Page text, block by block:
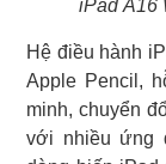
iPad A16
Hệ điều hành
Apple Pencil,
minh, chuyển
với nhiều ứng